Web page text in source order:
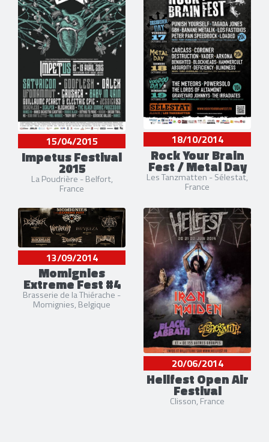
15/04/2015
Impetus Festival
2015
La Poudrière - Belfort,
France
18/10/2014
Rock Your Brain
Fest / Metal Day
Les Tanzmatten - Sélestat,
France
13/09/2014
Momignies
Extreme Fest #4
Brasserie de la Thiérache -
Momignies, Belgique
20/06/2014
Hellfest Open Air
Festival
Clisson, France